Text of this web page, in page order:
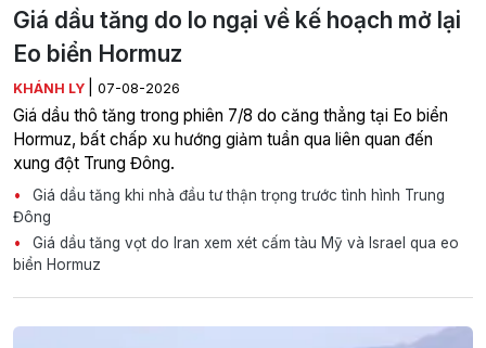
Giá dầu tăng do lo ngại về kế hoạch mở lại
Eo biển Hormuz
KHÁNH LY 07-08-2026
Giá dầu thô tăng trong phiên 7/8 do căng thẳng tại Eo biển
Hormuz, bất chấp xu hướng giảm tuần qua liên quan đến
xung đột Trung Đông.
Giá dầu tăng khi nhà đầu tư thận trọng trước tình hình Trung
Đông
Giá dầu tăng vọt do Iran xem xét cấm tàu Mỹ và Israel qua eo
biển Hormuz